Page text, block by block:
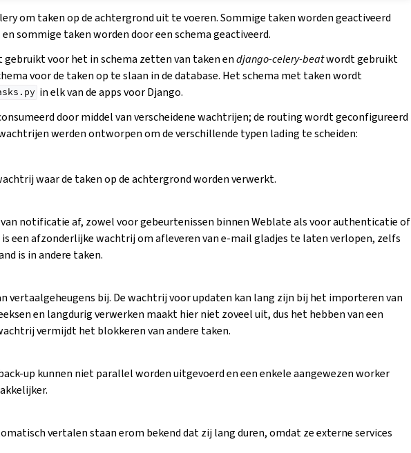
om taken op de achtergrond uit te voeren. Sommige taken worden geactiveerd
sommige taken worden door een schema geactiveerd.
gebruikt voor het in schema zetten van taken endjango-celery-beatwordt gebruikt
voor de taken op te slaan in de database. Het schema met taken wordt
in elk van de apps voor Django.
door middel van verscheidene wachtrijen; de routing wordt geconfigureerd
werden ontworpen om de verschillende typen lading te scheiden:
waar de taken op de achtergrond worden verwerkt.
notificatie af, zowel voor gebeurtenissen binnen Weblate als voor authenticatie of
een afzonderlijke wachtrij om afleveren van e-mail gladjes te laten verlopen, zelfs
is in andere taken.
vertaalgeheugens bij. De wachtrij voor updaten kan lang zijn bij het importeren van
en langdurig verwerken maakt hier niet zoveel uit, dus het hebben van een
vermijdt het blokkeren van andere taken.
up kunnen niet parallel worden uitgevoerd en een enkele aangewezen worker
vertalen staan erom bekend dat zij lang duren, omdat ze externe services